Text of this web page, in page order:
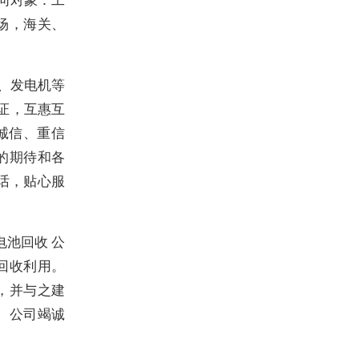
海关、
发电机等
，互惠互
信、重信
期待和各
，贴心服
池回收 公
利用。
并与之建
公司竭诚